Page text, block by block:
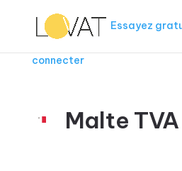
Essayez
connecter
Malte TVA